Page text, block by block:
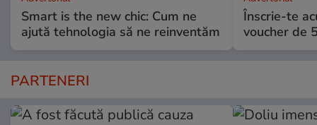
Smart is the new chic: Cum ne
ajută tehnologia să ne reinventăm
Înscrie-te
voucher de
PARTENERI